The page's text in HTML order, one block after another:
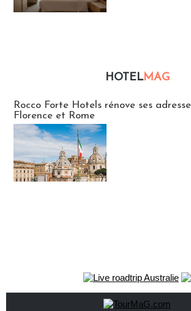
HOTELMAG
Rocco Forte Hotels rénove ses
Florence et Rome